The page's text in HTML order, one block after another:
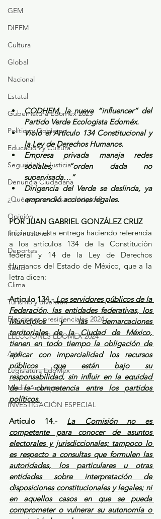
GEM
DIFEM
Cultura
Global
Nacional
Estatal
Gubernatura Edoméx 2023
Política y Gobierno
Educación y Cultura
Seguridad y Justicia
Denuncia Ciudadana
¿Qué pasa en tus municipios?
Opinión
Internacional
Deportes
Salud
Clima
Turismo y diversión
Elecciones presidenciales 2024
ELECCIONES EDOMEX 2024
Arte
Legislatura EdoMéx
Medio Ambiente
INVESTIGACIÓN ESPECIAL
CODHEM, la nueva “influencer” del
Partido Verde Ecologista Edoméx.
Violó el Artículo 134 Constitucional y
la Ley de Derechos Humanos.
Empresa privada maneja redes
sociales; “orden dada no
supervisada…”
Dirigencia del Verde se deslinda, ya
emprendió acciones legales.
POR JUAN GABRIEL GONZÁLEZ CRUZ
Iniciamos esta entrega haciendo referencia
a los artículos 134 de la Constitución
federal y 14 de la Ley de Derechos
Humanos del Estado de México, que a la
letra dicen:
Artículo 134.- Los servidores públicos de la
Federación, las entidades federativas, los
Municipios y las demarcaciones
territoriales de la Ciudad de México,
tienen en todo tiempo la obligación de
aplicar con imparcialidad los recursos
públicos que están bajo su
responsabilidad, sin influir en la equidad
de la competencia entre los partidos
políticos.
Artículo 14.-
La Comisión no es
competente para conocer de asuntos
electorales y jurisdiccionales; tampoco lo
es respecto a consultas que formulen las
autoridades, los particulares u otras
entidades sobre interpretación de
disposiciones constitucionales y legales; ni
en aquellos casos en que se pueda
comprometer o vulnerar su autonomía o